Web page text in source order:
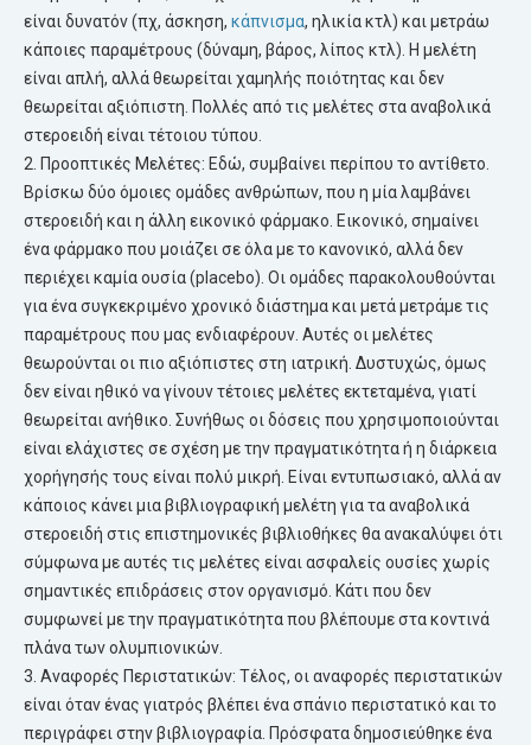
είναι δυνατόν (πχ, άσκηση, κάπνισμα, ηλικία κτλ) και μετράω
κάποιες παραμέτρους (δύναμη, βάρος, λίπος κτλ). Η μελέτη
είναι απλή, αλλά θεωρείται χαμηλής ποιότητας και δεν
θεωρείται αξιόπιστη. Πολλές από τις μελέτες στα αναβολικά
στεροειδή είναι τέτοιου τύπου.
2. Προοπτικές Μελέτες: Εδώ, συμβαίνει περίπου το αντίθετο.
Βρίσκω δύο όμοιες ομάδες ανθρώπων, που η μία λαμβάνει
στεροειδή και η άλλη εικονικό φάρμακο. Εικονικό, σημαίνει
ένα φάρμακο που μοιάζει σε όλα με το κανονικό, αλλά δεν
περιέχει καμία ουσία (placebo). Οι ομάδες παρακολουθούνται
για ένα συγκεκριμένο χρονικό διάστημα και μετά μετράμε τις
παραμέτρους που μας ενδιαφέρουν. Αυτές οι μελέτες
θεωρούνται οι πιο αξιόπιστες στη ιατρική. Δυστυχώς, όμως
δεν είναι ηθικό να γίνουν τέτοιες μελέτες εκτεταμένα, γιατί
θεωρείται ανήθικο. Συνήθως οι δόσεις που χρησιμοποιούνται
είναι ελάχιστες σε σχέση με την πραγματικότητα ή η διάρκεια
χορήγησής τους είναι πολύ μικρή. Είναι εντυπωσιακό, αλλά αν
κάποιος κάνει μια βιβλιογραφική μελέτη για τα αναβολικά
στεροειδή στις επιστημονικές βιβλιοθήκες θα ανακαλύψει ότι
σύμφωνα με αυτές τις μελέτες είναι ασφαλείς ουσίες χωρίς
σημαντικές επιδράσεις στον οργανισμό. Κάτι που δεν
συμφωνεί με την πραγματικότητα που βλέπουμε στα κοντινά
πλάνα των ολυμπιονικών.
3. Αναφορές Περιστατικών: Τέλος, οι αναφορές περιστατικών
είναι όταν ένας γιατρός βλέπει ένα σπάνιο περιστατικό και το
περιγράφει στην βιβλιογραφία. Πρόσφατα δημοσιεύθηκε ένα